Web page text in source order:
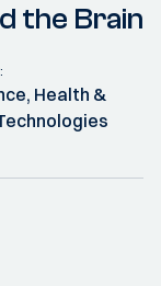
the Brain
Health &